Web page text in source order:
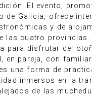
El evento,
de Galicia, ofrece
y de
las cuatro provincias.
para disfrutar del
en pareja, con
una forma de
inmersos en la
de las